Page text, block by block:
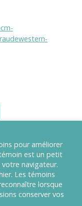
pour améliorer
est un petit
navigateur.
Les témoins
lorsque
conserver vos